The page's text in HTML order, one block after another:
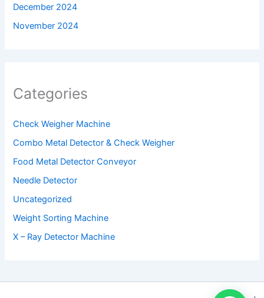
December 2024
November 2024
Categories
Check Weigher Machine
Combo Metal Detector & Check Weigher
Food Metal Detector Conveyor
Needle Detector
Uncategorized
Weight Sorting Machine
X – Ray Detector Machine